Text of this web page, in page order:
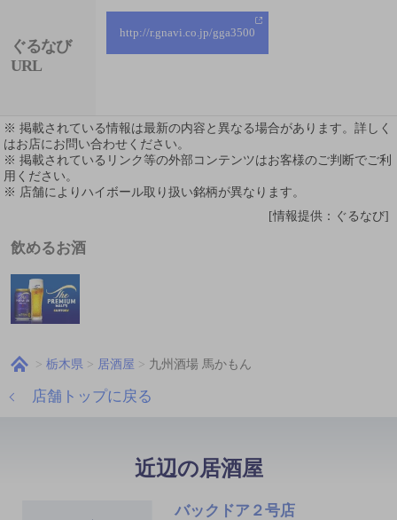
ぐるなび
URL
http://r.gnavi.co.jp/gga3500
※ 掲載されている情報は最新の内容と異なる場合があります。詳しく
はお店にお問い合わせください。
※ 掲載されているリンク等の外部コンテンツはお客様のご判断でご利
用ください。
※ 店舗によりハイボール取り扱い銘柄が異なります。
[情報提供：ぐるなび]
飲めるお酒
栃木県 居酒屋 九州酒場 馬かもん
店舗トップに戻る
近辺の居酒屋
バックドア２号店